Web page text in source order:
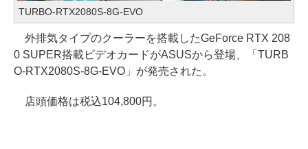
TURBO-RTX2080S-8G-EVO
外排気タイプのクーラーを搭載したGeForce RTX 208
0 SUPER搭載ビデオカードがASUSから登場、「TURB
O-RTX2080S-8G-EVO」が発売された。
店頭価格は税込104,800円。